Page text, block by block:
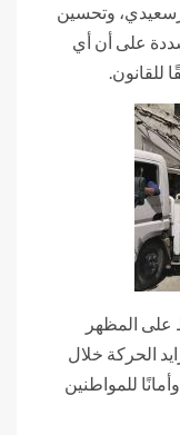
وتحسين
على أن أي
للقانون.
على المظهر
الحركة خلال
للمواطنين